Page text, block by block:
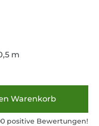
m
Warenkorb
positive Bewertungen!